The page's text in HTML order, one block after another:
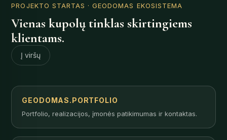
PROJEKTO STARTAS · GEODOMAS EKOSISTEMA
Vienas kupolų tinklas skirtingiems
klientams.
Į viršų
GEODOMAS.PORTFOLIO
Portfolio, realizacijos, įmonės patikimumas ir kontaktas.